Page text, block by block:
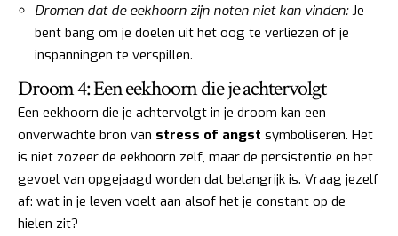
Dromen dat de eekhoorn zijn noten niet kan vinden:Je
bent bang om je doelen uit het oog te verliezen of je
inspanningen te verspillen.
Droom 4: Een eekhoorn die je achtervolgt
Een eekhoorn die je achtervolgt in je droom kan een
onverwachte bron van stress of angst symboliseren. Het
is niet zozeer de eekhoorn zelf, maar de persistentie en het
gevoel van opgejaagd worden dat belangrijk is. Vraag jezelf
af: wat in je leven voelt aan alsof het je constant op de
hielen zit?